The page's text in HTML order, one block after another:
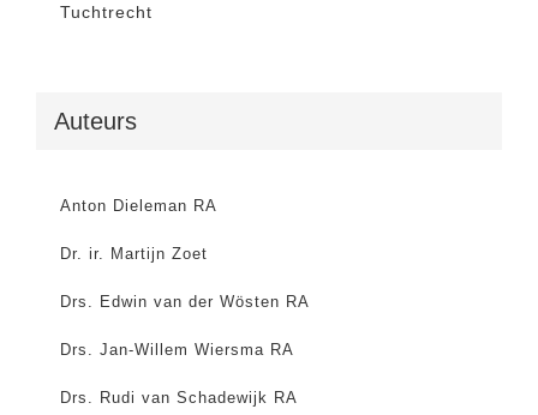
Tuchtrecht
Auteurs
Anton Dieleman RA
Dr. ir. Martijn Zoet
Drs. Edwin van der Wösten RA
Drs. Jan-Willem Wiersma RA
Drs. Rudi van Schadewijk RA